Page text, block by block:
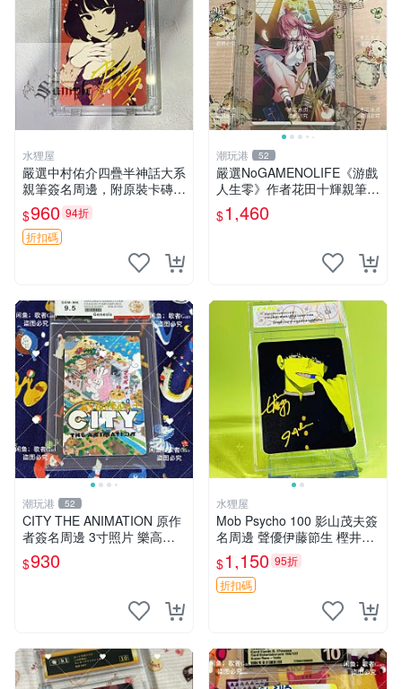
水狸屋
嚴選中村佑介四疊半神話大系
親筆簽名周邊，附原裝卡磚
亞克力照片 3寸大小 簽名照
收藏級 周邊商品
$960 94折
折扣碼
潮玩港 52
嚴選NoGAMENOLIFE《游戲
人生零》作者花田十輝親筆簽
名照片，3英寸真品收藏。簽
名經典角色周邊推薦收藏。
$1,460
潮玩港 52
CITY THE ANIMATION 原作
者簽名周邊 3寸照片 樂高卡
磚 自製限量版 nichijou city th
e animation 簽名照 卡
$930
水狸屋
Mob Psycho 100 影山茂夫簽
名周邊 聲優伊藤節生 樫井孝
宏真跡 馴良新隆親筆簽名照
3寸裝幀原盒 中古珍藏 靈幻
新隆 Mob Psycho
$1,150 95折
折扣碼